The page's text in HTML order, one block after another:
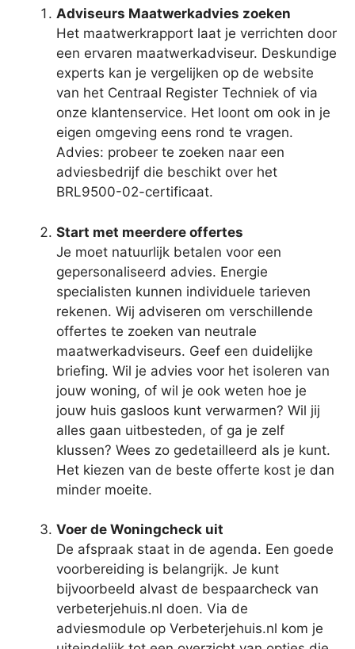
Adviseurs Maatwerkadvies zoeken
Het maatwerkrapport laat je verrichten door
een ervaren maatwerkadviseur. Deskundige
experts kan je vergelijken op de website
van het Centraal Register Techniek of via
onze klantenservice. Het loont om ook in je
eigen omgeving eens rond te vragen.
Advies: probeer te zoeken naar een
adviesbedrijf die beschikt over het
BRL9500-02-certificaat.
Start met meerdere offertes
Je moet natuurlijk betalen voor een
gepersonaliseerd advies. Energie
specialisten kunnen individuele tarieven
rekenen. Wij adviseren om verschillende
offertes te zoeken van neutrale
maatwerkadviseurs. Geef een duidelijke
briefing. Wil je advies voor het isoleren van
jouw woning, of wil je ook weten hoe je
jouw huis gasloos kunt verwarmen? Wil jij
alles gaan uitbesteden, of ga je zelf
klussen? Wees zo gedetailleerd als je kunt.
Het kiezen van de beste offerte kost je dan
minder moeite.
Voer de Woningcheck uit
De afspraak staat in de agenda. Een goede
voorbereiding is belangrijk. Je kunt
bijvoorbeeld alvast de bespaarcheck van
verbeterjehuis.nl doen. Via de
adviesmodule op Verbeterjehuis.nl kom je